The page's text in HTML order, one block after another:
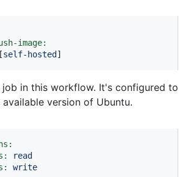
image:
self-hosted ]
job in this workflow. It's configured to
version of Ubuntu.
read
write